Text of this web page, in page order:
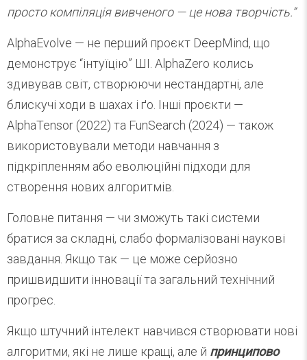
просто компіляція вивченого — це нова творчість.”
AlphaEvolve — не перший проєкт DeepMind, що
демонструє “інтуїцію” ШІ. AlphaZero колись
здивував світ, створюючи нестандартні, але
блискучі ходи в шахах і ґо. Інші проєкти —
AlphaTensor (2022) та FunSearch (2024) — також
використовували методи навчання з
підкріпленням або еволюційні підходи для
створення нових алгоритмів.
Головне питання — чи зможуть такі системи
братися за складні, слабо формалізовані наукові
завдання. Якщо так — це може серйозно
пришвидшити інновації та загальний технічний
прогрес.
Якщо штучний інтелект навчився створювати нові
алгоритми, які не лише кращі, але й принципово